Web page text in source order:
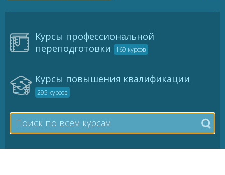
Курсы профессиональной
переподготовки
169 курсов
Курсы повышения квалификации
295 курсов